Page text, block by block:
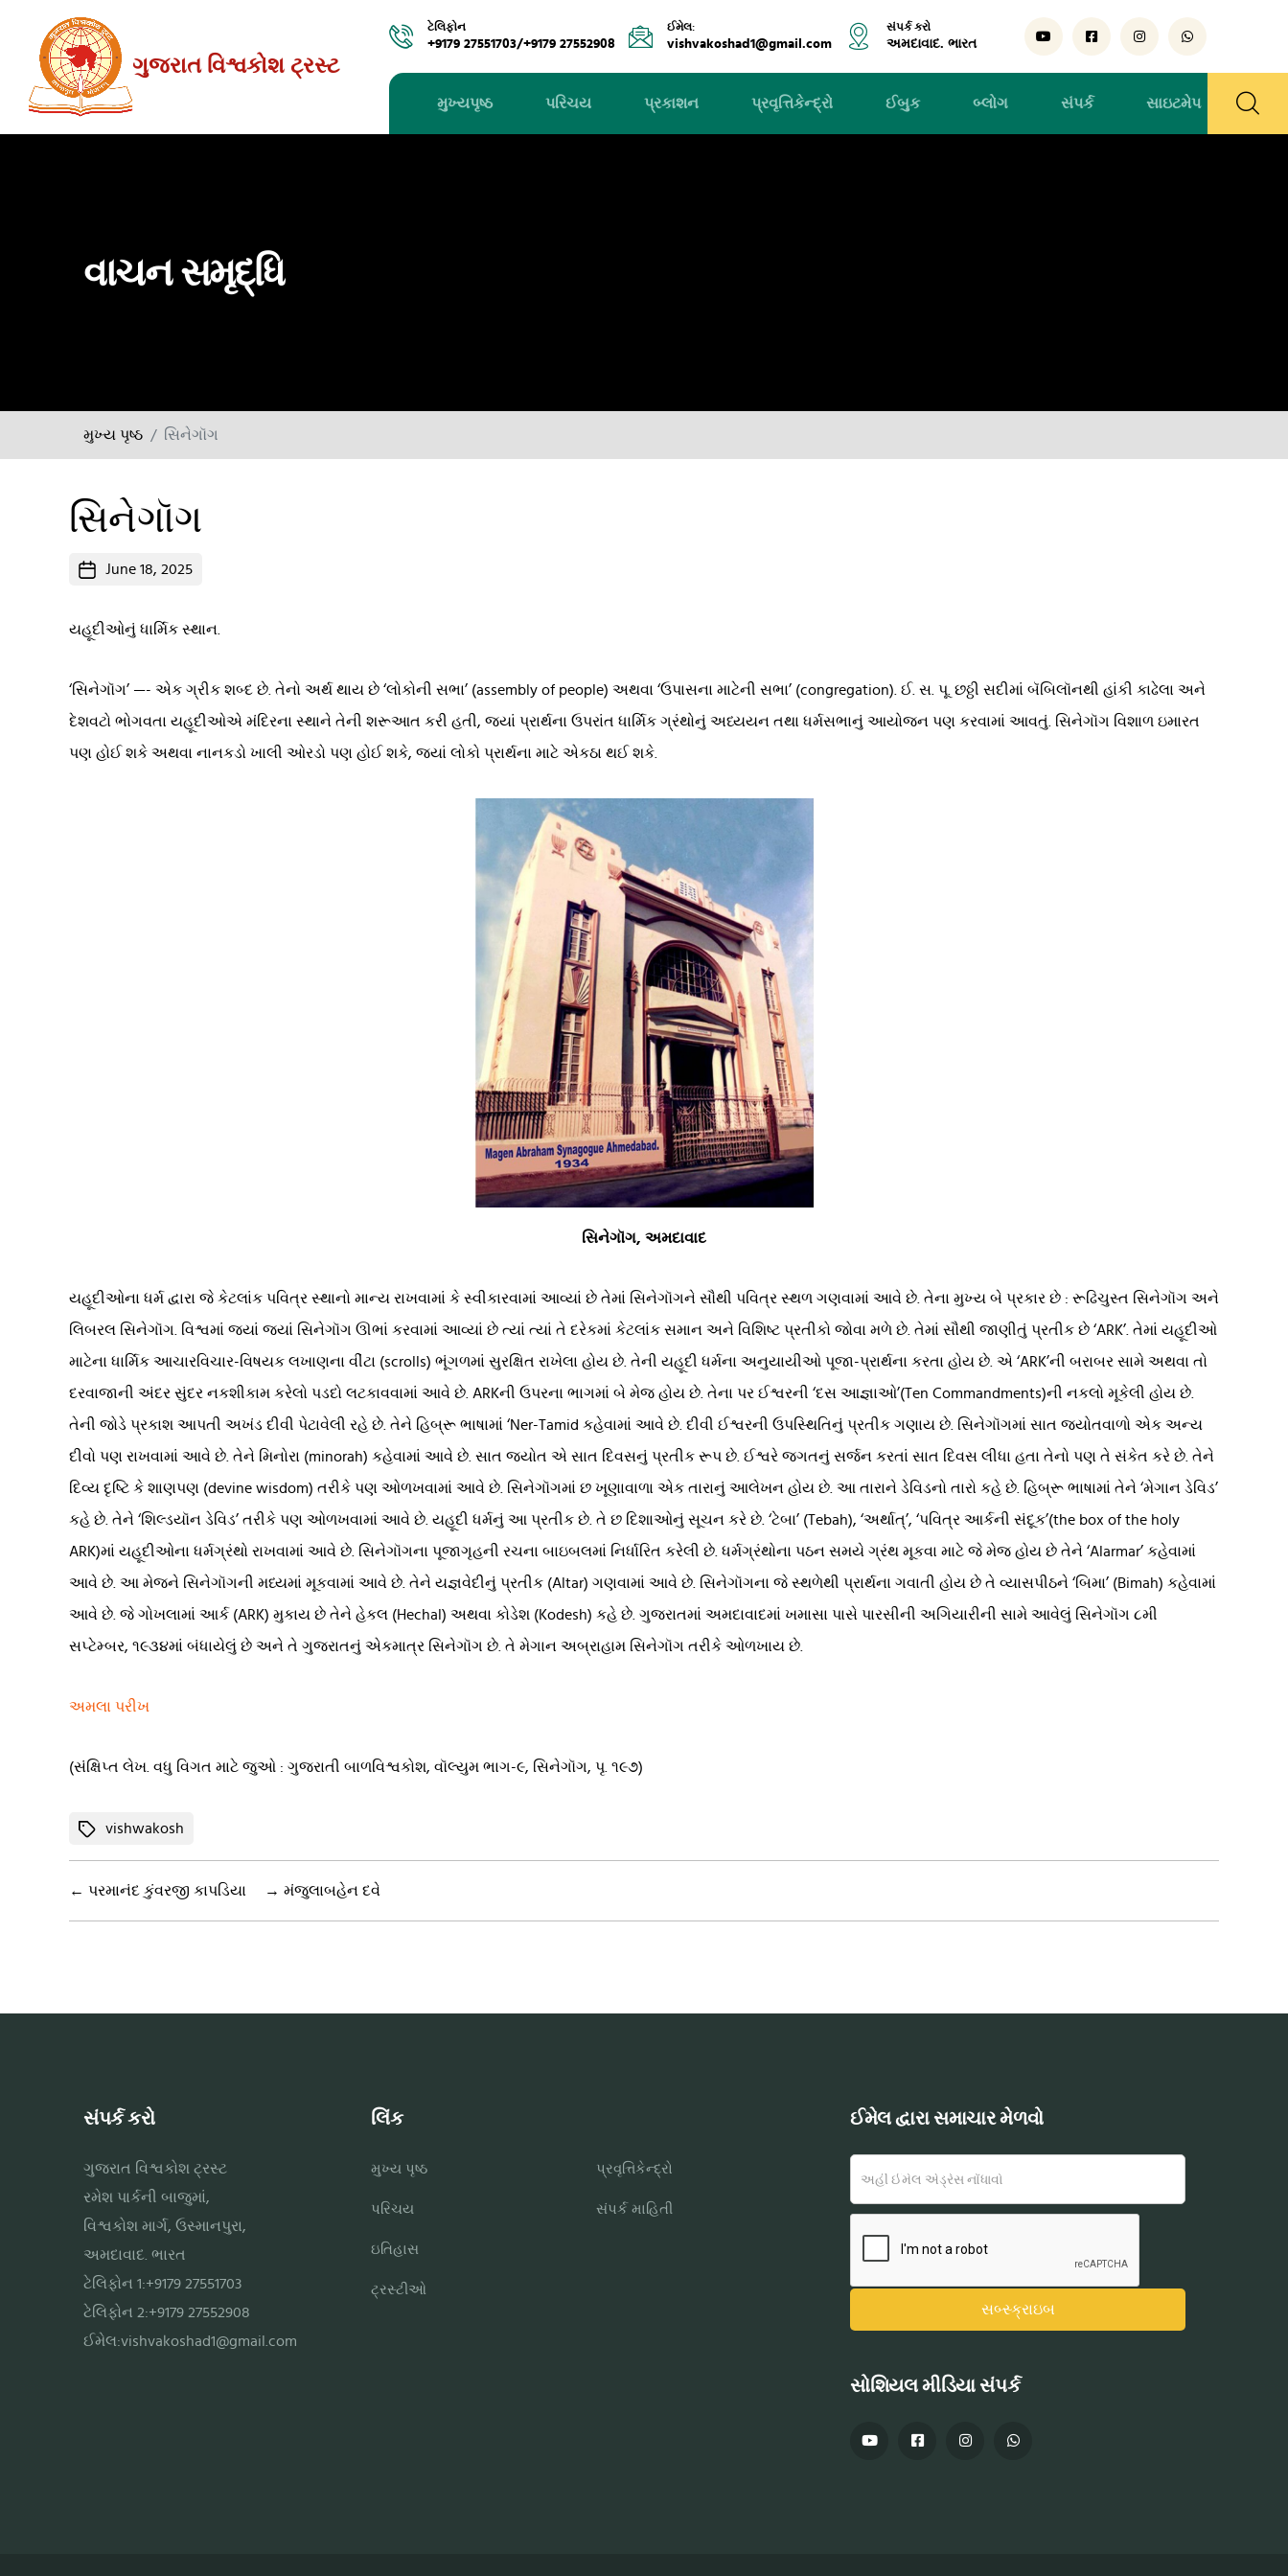
content
ગુજરાત વિશ્વકોશ ટ્રસ્ટ
ટેલિફોન
+9179 27551703/+9179 27552908
ઈમેલ:
vishvakoshad1@gmail.com
સંપર્ક કરો
અમદાવાદ. ભારત
મુખ્યપૃષ્ઠ પરિચય પ્રકાશન પ્રવૃત્તિકેન્દ્રો ઈબુક બ્લોગ સંપર્ક સાઇટમેપ
વાચન સમૃદ્ધિ
મુખ્ય પૃષ્ઠ સિનેગૉગ
સિનેગૉગ
Post June 18, 2025
યહૂદીઓનું ધાર્મિક સ્થાન.
‘સિનેગૉગ’ —- એક ગ્રીક શબ્દ છે. તેનો અર્થ થાય છે ‘લોકોની સભા’ (assembly of people) અથવા ‘ઉપાસના માટેની સભા’ (congregation). ઈ. સ. પૂ. છઠ્ઠી સદીમાં બૅબિલૉનથી હાંકી કાઢેલા અને
દેશવટો ભોગવતા યહૂદીઓએ મંદિરના સ્થાને તેની શરૂઆત કરી હતી, જ્યાં પ્રાર્થના ઉપરાંત ધાર્મિક ગ્રંથોનું અધ્યયન તથા ધર્મસભાનું આયોજન પણ કરવામાં આવતું. સિનેગૉગ વિશાળ ઇમારત
પણ હોઈ શકે અથવા નાનકડો ખાલી ઓરડો પણ હોઈ શકે, જ્યાં લોકો પ્રાર્થના માટે એકઠા થઈ શકે.
સિનેગૉગ, અમદાવાદ
યહૂદીઓના ધર્મ દ્વારા જે કેટલાંક પવિત્ર સ્થાનો માન્ય રાખવામાં કે સ્વીકારવામાં આવ્યાં છે તેમાં સિનેગૉગને સૌથી પવિત્ર સ્થળ ગણવામાં આવે છે. તેના મુખ્ય બે પ્રકાર છે : રૂઢિચુસ્ત સિનેગૉગ અને
લિબરલ સિનેગૉગ. વિશ્વમાં જ્યાં જ્યાં સિનેગૉગ ઊભાં કરવામાં આવ્યાં છે ત્યાં ત્યાં તે દરેકમાં કેટલાંક સમાન અને વિશિષ્ટ પ્રતીકો જોવા મળે છે. તેમાં સૌથી જાણીતું પ્રતીક છે ‘ARK’. તેમાં યહૂદીઓ
માટેના ધાર્મિક આચારવિચાર-વિષયક લખાણના વીંટા (scrolls) ભૂંગળમાં સુરક્ષિત રાખેલા હોય છે. તેની યહૂદી ધર્મના અનુયાયીઓ પૂજા-પ્રાર્થના કરતા હોય છે. એ ‘ARK’ની બરાબર સામે અથવા તો
દરવાજાની અંદર સુંદર નકશીકામ કરેલો પડદો લટકાવવામાં આવે છે. ARKની ઉપરના ભાગમાં બે મેજ હોય છે. તેના પર ઈશ્વરની ‘દસ આજ્ઞાઓ’(Ten Commandments)ની નકલો મૂકેલી હોય છે.
તેની જોડે પ્રકાશ આપતી અખંડ દીવી પેટાવેલી રહે છે. તેને હિબ્રૂ ભાષામાં ‘Ner-Tamid કહેવામાં આવે છે. દીવી ઈશ્વરની ઉપસ્થિતિનું પ્રતીક ગણાય છે. સિનેગૉગમાં સાત જ્યોતવાળો એક અન્ય
દીવો પણ રાખવામાં આવે છે. તેને મિનોરા (minorah) કહેવામાં આવે છે. સાત જ્યોત એ સાત દિવસનું પ્રતીક રૂપ છે. ઈશ્વરે જગતનું સર્જન કરતાં સાત દિવસ લીધા હતા તેનો પણ તે સંકેત કરે છે. તેને
દિવ્ય દૃષ્ટિ કે શાણપણ (devine wisdom) તરીકે પણ ઓળખવામાં આવે છે. સિનેગૉગમાં છ ખૂણાવાળા એક તારાનું આલેખન હોય છે. આ તારાને ડેવિડનો તારો કહે છે. હિબ્રૂ ભાષામાં તેને ‘મેગાન ડેવિડ’
કહે છે. તેને ‘શિલ્ડયૉન ડેવિડ’ તરીકે પણ ઓળખવામાં આવે છે. યહૂદી ધર્મનું આ પ્રતીક છે. તે છ દિશાઓનું સૂચન કરે છે. ‘ટેબા’ (Tebah), ‘અર્થાત્’, ‘પવિત્ર આર્કની સંદૂક’(the box of the holy
ARK)માં યહૂદીઓના ધર્મગ્રંથો રાખવામાં આવે છે. સિનેગૉગના પૂજાગૃહની રચના બાઇબલમાં નિર્ધારિત કરેલી છે. ધર્મગ્રંથોના પઠન સમયે ગ્રંથ મૂકવા માટે જે મેજ હોય છે તેને ‘Alarmar’ કહેવામાં
આવે છે. આ મેજને સિનેગૉગની મધ્યમાં મૂકવામાં આવે છે. તેને યજ્ઞવેદીનું પ્રતીક (Altar) ગણવામાં આવે છે. સિનેગૉગના જે સ્થળેથી પ્રાર્થના ગવાતી હોય છે તે વ્યાસપીઠને ‘બિમા’ (Bimah) કહેવામાં
આવે છે. જે ગોખલામાં આર્ક (ARK) મુકાય છે તેને હેકલ (Hechal) અથવા કોડેશ (Kodesh) કહે છે. ગુજરાતમાં અમદાવાદમાં ખમાસા પાસે પારસીની અગિયારીની સામે આવેલું સિનેગૉગ ૮મી
સપ્ટેમ્બર, ૧૯૩૪માં બંધાયેલું છે અને તે ગુજરાતનું એકમાત્ર સિનેગૉગ છે. તે મેગાન અબ્રાહામ સિનેગૉગ તરીકે ઓળખાય છે.
અમલા પરીખ
(સંક્ષિપ્ત લેખ. વધુ વિગત માટે જુઓ : ગુજરાતી બાળવિશ્વકોશ, વૉલ્યુમ ભાગ-૯, સિનેગૉગ, પૃ. ૧૯૭)
Tagsvishwakosh
← પરમાનંદ કુંવરજી કાપડિયા → મંજુલાબહેન દવે
સંપર્ક કરો
ગુજરાત વિશ્વકોશ ટ્રસ્ટ
રમેશ પાર્કની બાજુમાં,
વિશ્વકોશ માર્ગ, ઉસ્માનપુરા,
અમદાવાદ. ભારત
ટેલિફોન 1:+9179 27551703
ટેલિફોન 2:+9179 27552908
ઈમેલ:vishvakoshad1@gmail.com
લિંક
મુખ્ય પૃષ્ઠ
પરિચય
ઇતિહાસ
ટ્રસ્ટીઓ
પ્રવૃત્તિકેન્દ્રો
સંપર્ક માહિતી
ઈમેલ દ્વારા સમાચાર મેળવો
સોશિયલ મીડિયા સંપર્ક